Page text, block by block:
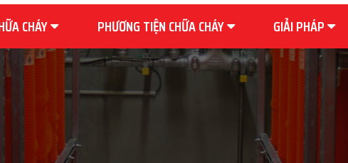
CHÁY PHƯƠNG TIỆN CHỮA CHÁY GIẢI PHÁP